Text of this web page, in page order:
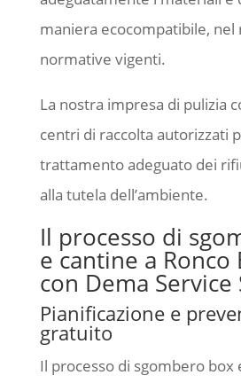
maniera ecocompatibile,
normative vigenti.
La nostra impresa di pulizia
centri di raccolta autorizzati
trattamento adeguato dei
alla tutela dell’ambiente.
Il processo di
e cantine a
con Dema Service
Pianificazione e
gratuito
Il processo di sgombero box